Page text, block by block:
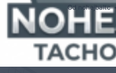
Od nohejbaltc